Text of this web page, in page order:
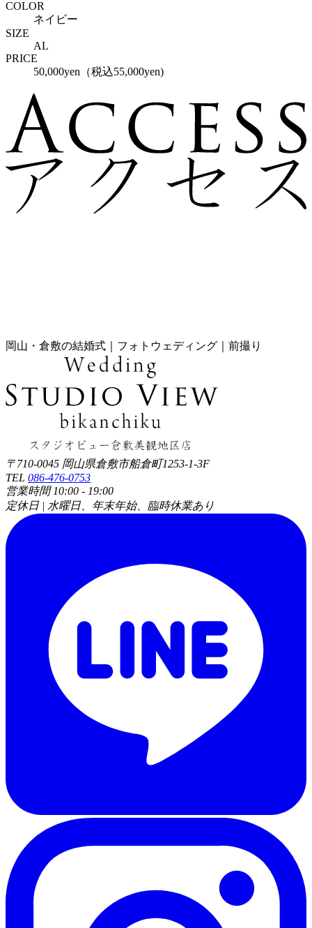
COLOR
ネイビー
SIZE
AL
PRICE
50,000yen（税込55,000yen)
岡山・倉敷の結婚式｜フォトウェディング｜前撮り
〒710-0045 岡山県倉敷市船倉町1253-1-3F
TEL 086-476-0753
営業時間 10:00 - 19:00
定休日 | 水曜日、年末年始、臨時休業あり